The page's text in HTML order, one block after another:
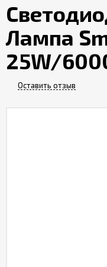
Доставка
и
оплата
Лампа
25W/
Оставить отзыв